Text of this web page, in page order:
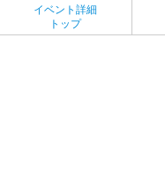
イベント詳細
トップ